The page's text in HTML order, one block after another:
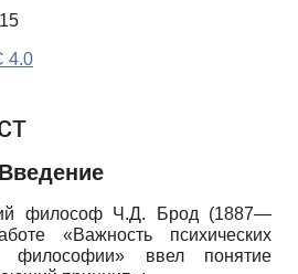
4.0
Введение
философ Ч.Д. Брод (1887—
«Важность психических
философии» ввел понятие